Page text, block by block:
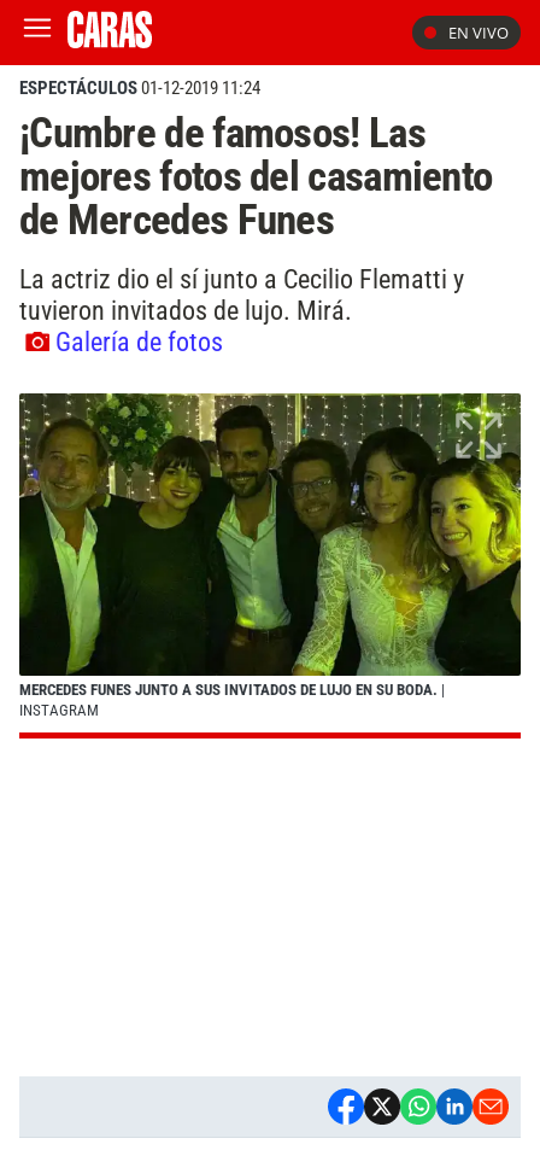
EN VIVO
ESPECTÁCULOS01-12-2019 11:24
¡Cumbre de famosos! Las
mejores fotos del casamiento
de Mercedes Funes
La actriz dio el sí junto a Cecilio Flematti y
tuvieron invitados de lujo. Mirá.
Galería de fotos
MERCEDES FUNES JUNTO A SUS INVITADOS DE LUJO EN SU BODA. |
INSTAGRAM